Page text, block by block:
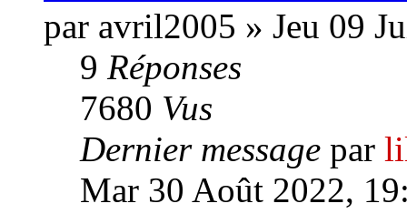
par avril2005 » Jeu 09
9 Réponses
7680 Vus
Dernier message par
Mar 30 Août 2022,